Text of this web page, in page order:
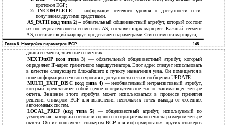
протокол EGP;
- 2: INCOMPLETE — информация сетевого уровня о доступности сети,
полученная другими средствами.
AS_PATH (код типа 2)-- обязательный общеизвестный атрибут, который состоит
из последовательности сегментов AS, составляющих маршрут. Каждый сегмент
AS, составляющий маршрут, представлен параметрами <тип сегмента маршрута,
Глава 6. Настройка параметров BGP 148
длина сегмента, значение сегментах
NEXTJttOP (код типа 3) — обязательный общеизвестный атрибут, который
определяет IP-адрес граничного маршрутизатора. Этот адрес следует использовать
в качестве следующего ближайшего к пункту назначения узла. Он помещается в
поле информации сетевого уровня о доступности сети в сообщении UPDATE.
MULTI_EXIT_DISC (код типа 4) — необязательный нетранзитивный атрибут,
который представляет собой целое неотрицательное число, занимающее четыре
октета. Значение этого атрибута может использоваться в процессе принятия
решения спикером BGP для выделения нескольких точек выхода от соседних
автономных систем.
LOCAL_PREF (код типа 5) — общеизвестный атрибут, используемый по
усмотрению, который состоит из целого неотрицательного числа размером четыре
октета. Он ис пользуется спикером BGP для информирования других спикеров